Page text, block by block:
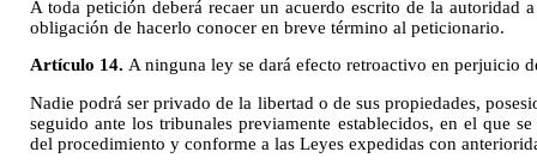
A toda petición deberá recaer un acuerdo escrito de la autoridad
obligación de hacerlo conocer en breve término al peticionario.
Artículo 14. A ninguna ley se dará efecto retroactivo en perjuicio
Nadie podrá ser privado de la libertad o de sus propiedades,
seguido ante los tribunales previamente establecidos, en el que
del procedimiento y conforme a las Leyes expedidas con